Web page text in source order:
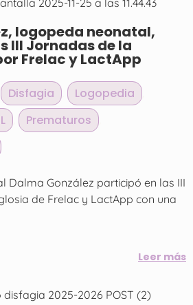
logopeda neonatal,
III Jornadas de la
Frelac y LactApp
Disfagia Logopedia
Prematuros
Dalma González participó en las III
de Frelac y LactApp con una
Leer más